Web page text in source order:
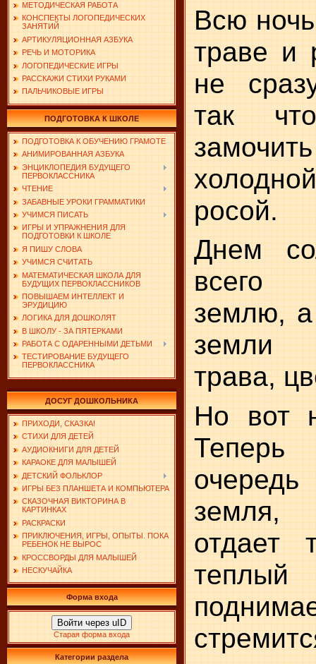
МЕТОДИЧЕСКАЯ РАБОТА
КОНСПЕКТЫ ЛОГОПЕДИЧЕСКИХ
ЗАНЯТИЙ
АРТИКУЛЯЦИОННАЯ АЗБУКА
РЕЧЬ И МОТОРИКА
ЛОГОПЕДИЧЕСКИЕ ИГРЫ
РАССКАЖИ СТИХИ РУКАМИ
ПАЛЬЧИКОВЫЕ ИГРЫ
ПОДГОТОВКА К ШКОЛЕ
ПОДГОТОВКА К ОБУЧЕНИЮ ГРАМОТЕ
АНИМИРОВАННАЯ АЗБУКА
ЭНЦИКЛОПЕДИЯ БУДУЩЕГО
ПЕРВОКЛАССНИКА
ЧТЕНИЕ
ЗАБАВНЫЕ УРОКИ ГРАММАТИКИ
УЧИМСЯ ПИСАТЬ
ИГРЫ И УПРАЖНЕНИЯ ДЛЯ
ПОДГОТОВКИ К ШКОЛЕ
Я ПИШУ СЛОВА
УЧИМСЯ СЧИТАТЬ
МАТЕМАТИЧЕСКАЯ ШКОЛА ДЛЯ
БУДУЩИХ ПЕРВОКЛАССНИКОВ
ПОВЫШАЕМ ИНТЕЛЛЕКТ И
ЭРУДИЦИЮ
ЛОГИКА ДЛЯ ДОШКОЛЯТ
В ШКОЛУ - ЗА ПЯТЕРКАМИ
РАБОТА С ОДАРЕННЫМИ ДЕТЬМИ
ТЕСТИРОВАНИЕ БУДУЩЕГО
ПЕРВОКЛАССНИКА
ДОСУГ ДОШКОЛЬНИКА
ПРИХОДИ, СКАЗКА!
СТИХИ ДЛЯ ДЕТЕЙ
АУДИОКНИГИ ДЛЯ ДЕТЕЙ
КАРАОКЕ ДЛЯ МАЛЫШЕЙ
ДЕТСКИЙ ФОЛЬКЛОР
ИГРЫ БЕЗ ПЛАНШЕТА И КОМПЬЮТЕРА
СКАЗОЧНАЯ ВИКТОРИНА В
КАРТИНКАХ
РАСКРАСКИ
ПРИКЛЮЧЕНИЯ, ИГРЫ, ОПЫТЫ. ПОКА
РЕБЕНОК НЕ ВЫРОС
КРОССВОРДЫ ДЛЯ МАЛЫШЕЙ
НЕСКУЧАЙКА
Форма входа
Войти через uID
Старая форма входа
Категории раздела
Всю
траве и
не
так
росой.
Днем
всего
землю,
земли
трава,
Но вот
земля,
отдает